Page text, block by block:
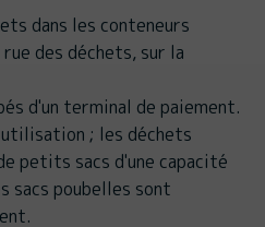
dans les conteneurs
des déchets, sur la
d'un terminal de paiement.
; les déchets
petits sacs d'une capacité
sacs poubelles sont